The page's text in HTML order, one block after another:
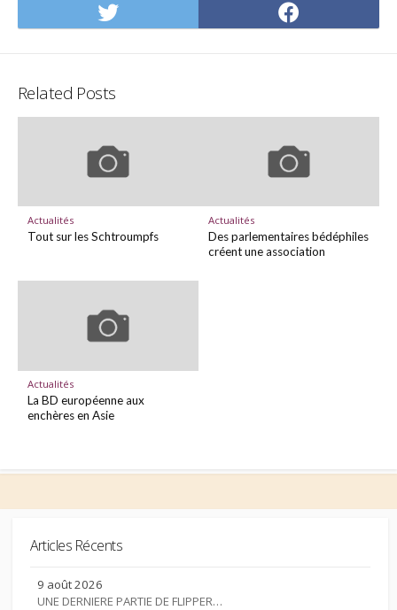
Share
on
on
Related Posts
Actualités
Tout sur les Schtroumpfs
Actualités
Des parlementaires bédéphiles
créent une association
Actualités
La BD européenne aux
enchères en Asie
Articles Récents
9 août 2026
UNE DERNIERE PARTIE DE FLIPPER…